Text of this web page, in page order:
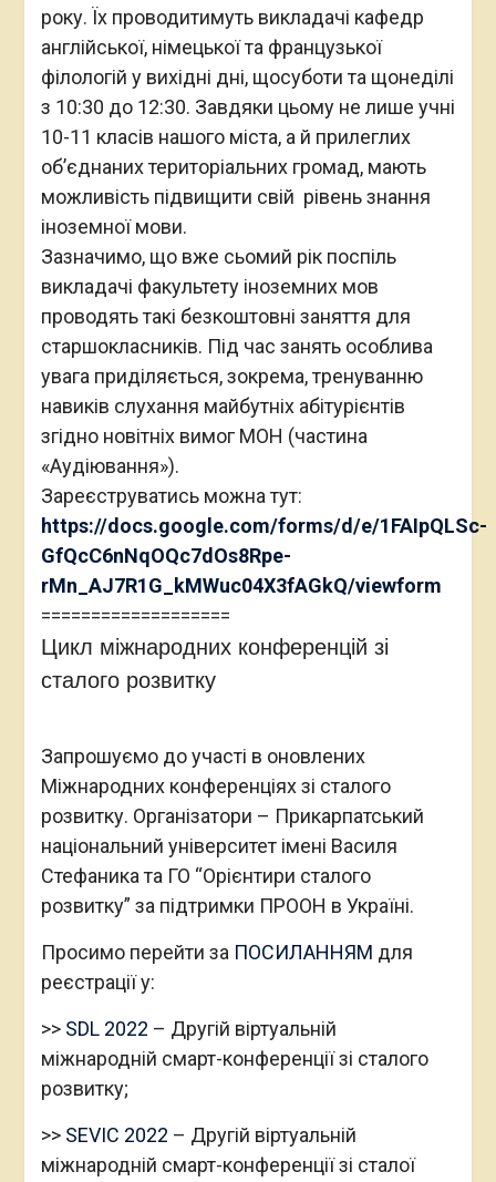
року. Їх проводитимуть викладачі кафедр
англійської, німецької та французької
філологій у вихідні дні, щосуботи та щонеділі
з 10:30 до 12:30. Завдяки цьому не лише учні
10-11 класів нашого міста, а й прилеглих
об’єднаних територіальних громад, мають
можливість підвищити свій рівень знання
іноземної мови.
Зазначимо, що вже сьомий рік поспіль
викладачі факультету іноземних мов
проводять такі безкоштовні заняття для
старшокласників. Під час занять особлива
увага приділяється, зокрема, тренуванню
навиків слухання майбутніх абітурієнтів
згідно новітніх вимог МОН (частина
«Аудіювання»).
Зареєструватись можна тут:
https://docs.google.com/forms/d/e/1FAIpQLSc-
GfQcC6nNqOQc7dOs8Rpe-
rMn_AJ7R1G_kMWuc04X3fAGkQ/viewform
===================
Цикл міжнародних конференцій зі
сталого розвитку
Запрошуємо до участі в оновлених
Міжнародних конференціях зі сталого
розвитку. Організатори – Прикарпатський
національний університет імені Василя
Стефаника та ГО “Орієнтири сталого
розвитку” за підтримки ПРООН в Україні.
Просимо перейти за ПОСИЛАННЯМ для
реєстрації у:
>> SDL 2022 – Другій віртуальній
міжнародній смарт-конференції зі сталого
розвитку;
>> SEVIC 2022 – Другій віртуальній
міжнародній смарт-конференції зі сталої